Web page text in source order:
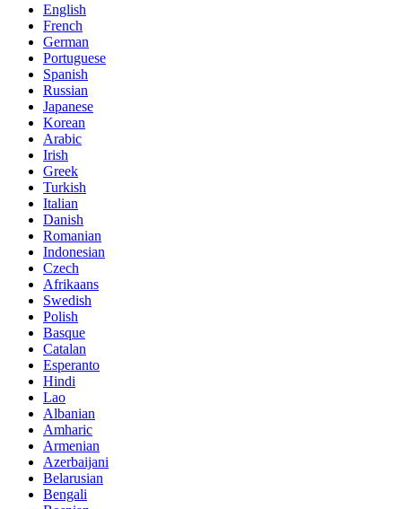
English
French
German
Portuguese
Spanish
Russian
Japanese
Korean
Arabic
Irish
Greek
Turkish
Italian
Danish
Romanian
Indonesian
Czech
Afrikaans
Swedish
Polish
Basque
Catalan
Esperanto
Hindi
Lao
Albanian
Amharic
Armenian
Azerbaijani
Belarusian
Bengali